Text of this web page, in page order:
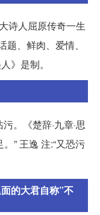
诗人屈原传奇一生
题、鲜肉、爱情、
》是制。
。《楚辞·九章·思
” 王逸 注:“又恐污
的大君自称”不